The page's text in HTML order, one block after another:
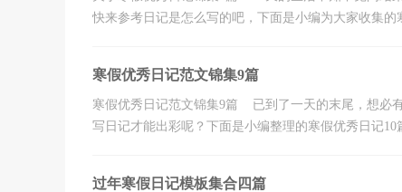
快来参考日记是怎么写的吧，下面是小编为大家收集的
寒假优秀日记范文锦集9篇
寒假优秀日记范文锦集9篇 已到了一天的末尾，想必
写日记才能出彩呢？下面是小编整理的寒假优秀日记10
过年寒假日记模板集合四篇